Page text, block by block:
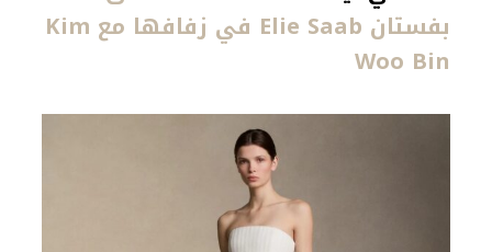
بفستان Elie Saab في زفافها مع Kim
Woo Bin